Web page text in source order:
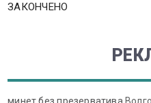
ЗАКОНЧЕНО